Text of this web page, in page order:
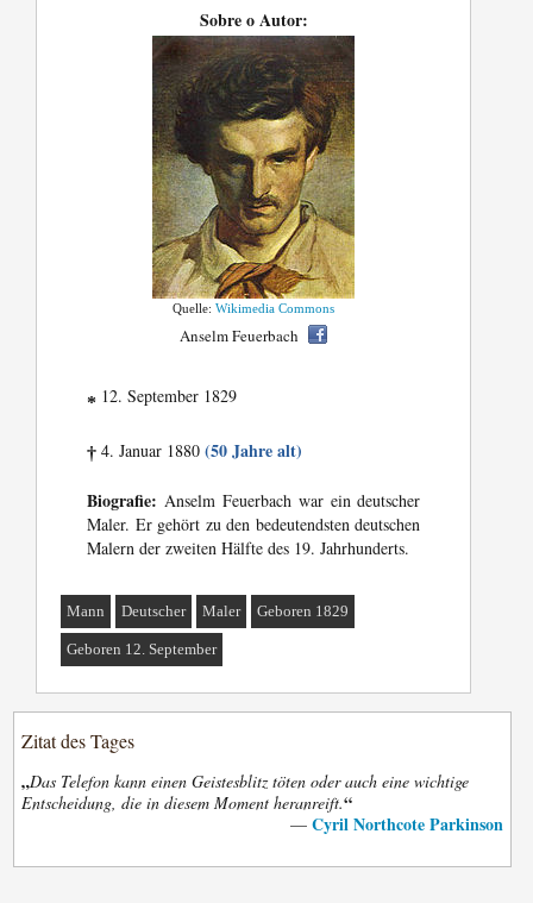
Sobre o Autor:
Quelle:Wikimedia Commons
Anselm Feuerbach
* 12. September 1829
† 4. Januar 1880(50 Jahre alt)
Biografie: Anselm Feuerbach war ein deutscher
Maler. Er gehört zu den bedeutendsten deutschen
Malern der zweiten Hälfte des 19. Jahrhunderts.
Mann Deutscher Maler Geboren 1829
Geboren 12. September
Zitat des Tages
„Das Telefon kann einen Geistesblitz töten oder auch eine wichtige
Entscheidung, die in diesem Moment heranreift.“
— Cyril Northcote Parkinson